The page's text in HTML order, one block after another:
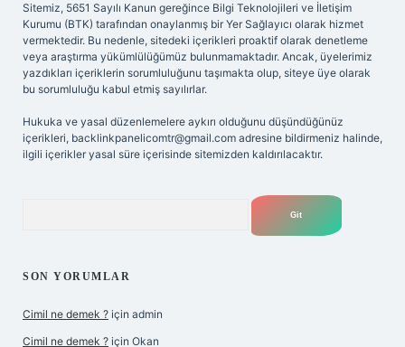
Sitemiz, 5651 Sayılı Kanun gereğince Bilgi Teknolojileri ve İletişim
Kurumu (BTK) tarafından onaylanmış bir Yer Sağlayıcı olarak hizmet
vermektedir. Bu nedenle, sitedeki içerikleri proaktif olarak denetleme
veya araştırma yükümlülüğümüz bulunmamaktadır. Ancak, üyelerimiz
yazdıkları içeriklerin sorumluluğunu taşımakta olup, siteye üye olarak
bu sorumluluğu kabul etmiş sayılırlar.
Hukuka ve yasal düzenlemelere aykırı olduğunu düşündüğünüz
içerikleri, backlinkpanelicomtr@gmail.com adresine bildirmeniz halinde,
ilgili içerikler yasal süre içerisinde sitemizden kaldırılacaktır.
SON YORUMLAR
Cimil ne demek ? için admin
Cimil ne demek ? için Okan